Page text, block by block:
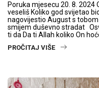
Poruka mjesecu 20. 8. 2024
veseliš Koliko god svijetao
nagovijestio August s
smijem duševno stradat
ti da Da ti Allah koliko On
PROČITAJ VIŠE